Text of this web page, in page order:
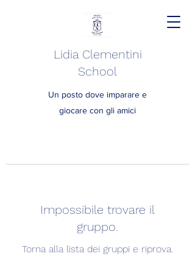
Lidia Clementini
School
Un posto dove imparare e
giocare con gli amici
Impossibile trovare il
gruppo.
Torna alla lista dei gruppi e riprova.